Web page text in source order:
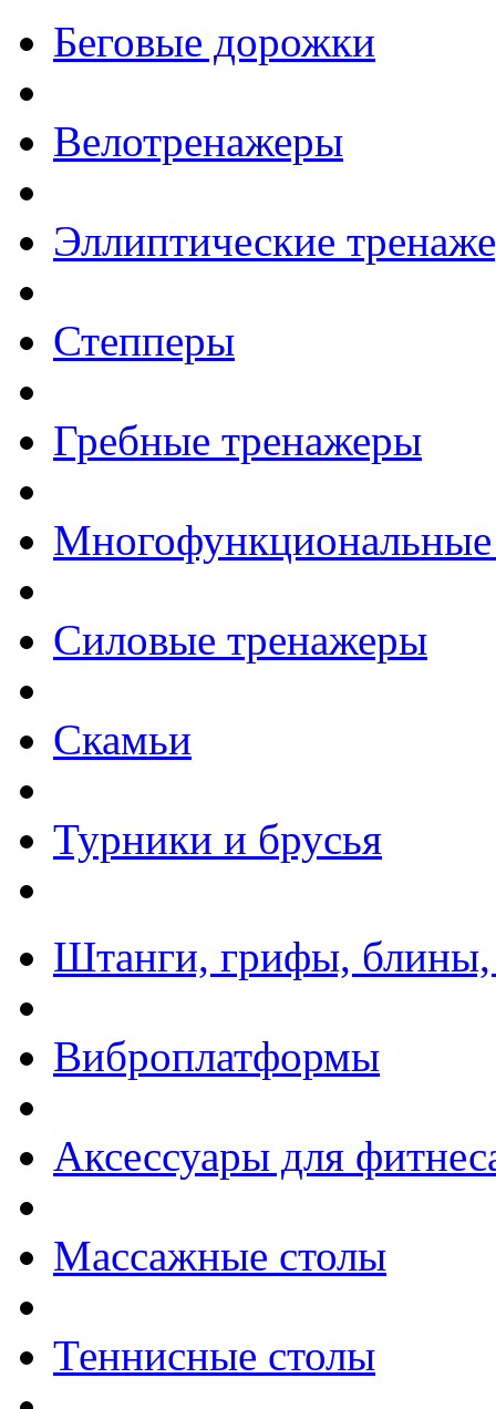
Беговые дорожки
Велотренажеры
Эллиптические
Степперы
Гребные тренажеры
Силовые тренажеры
Скамьи
Турники и брусья
Штанги, грифы, блины,
Виброплатформы
Аксессуары для
Массажные столы
Теннисные столы